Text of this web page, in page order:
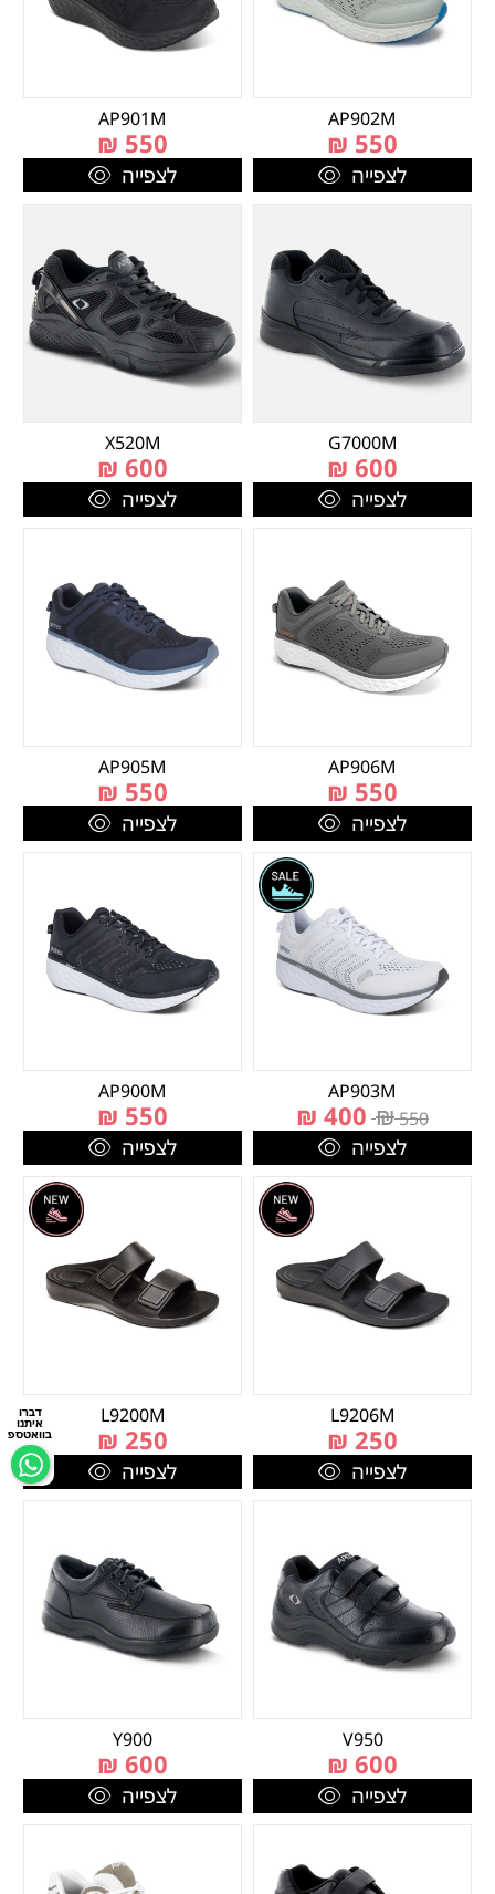
דברו
איתנו
בוואטספ
AP902M
550
₪
לצפייה
AP901M
550
₪
לצפייה
G7000M
600
₪
לצפייה
X520M
600
₪
לצפייה
AP906M
550
₪
לצפייה
AP905M
550
₪
לצפייה
AP903M
550
₪
400
₪
לצפייה
AP900M
550
₪
לצפייה
L9206M
250
₪
לצפייה
L9200M
250
₪
לצפייה
V950
600
₪
לצפייה
Y900
600
₪
לצפייה